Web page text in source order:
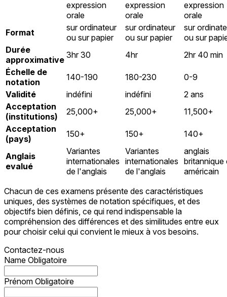
expression
orale
expression
orale
expression
orale
Format
sur ordinateur
ou sur papier
sur ordinateur
ou sur papier
sur
ou sur
Durée
approximative 3hr 30 4hr
2hr 40 min
Échelle de
notation
140-190 180-230
0-9
Validité
indéfini indéfini
2 ans
Acceptation
(institutions)
25,000+ 25,000+
11,500+
Acceptation
(pays)
150+ 150+ 140+
Anglais
evalué
Variantes
internationales
de l'anglais
Variantes
internationales
de l'anglais
anglais
britannique
américain
Chacun de ces examens présente des caractéristiques
uniques, des systèmes de notation spécifiques, et des
objectifs bien définis, ce qui rend indispensable la
compréhension des différences et des similitudes entre eux
pour choisir celui qui convient le mieux à vos besoins.
Contactez-nous
Name Obligatoire
Prénom Obligatoire